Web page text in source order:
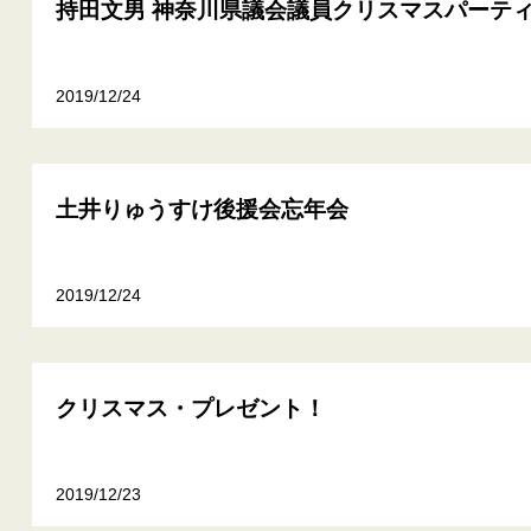
持田文男 神奈川県議会議員クリスマスパーテ
2019/12/24
土井りゅうすけ後援会忘年会
2019/12/24
クリスマス・プレゼント！
2019/12/23